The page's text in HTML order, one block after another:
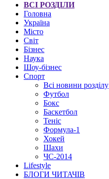
ВСІ РОЗДІЛИ
Головна
Україна
Місто
Світ
Бізнес
Наука
Шоу-бізнес
Спорт
Всі новини розділу
Футбол
Бокс
Баскетбол
Теніс
Формула-1
Хокей
Шахи
ЧС-2014
Lifestyle
БЛОГИ ЧИТАЧІВ